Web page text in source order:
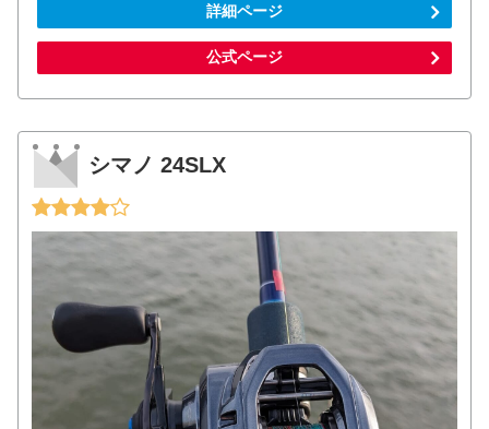
詳細ページ
公式ページ
シマノ 24SLX